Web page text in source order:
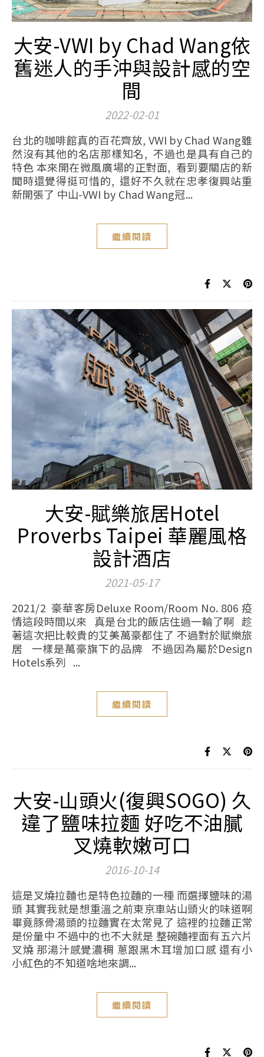
大安-VWI by Chad Wang依
舊迷人的手沖與設計感的空
間
2022-02-01
台北的咖啡館真的百花齊放, VWI by Chad Wang雖
然沒有其他的名店那樣知名, 不過也是具有自己的
特色 本來開在微風廣場的正對面, 看到要關店的新
聞時還覺得挺可惜的, 還好不久就在忠孝復興站重
新開張了 中山-VWI by Chad Wang冠...
繼續閱讀
大安-賦樂旅居Hotel
Proverbs Taipei 華麗風格
設計酒店
2021-05-17
2021/2 豪華客房Deluxe Room/Room No. 806 疫
情這段時間以來 真是台北的飯店住過一輪了啊 趁
著這次把比較貴的艾美萬豪都住了 不過對於賦樂旅
居 一樣是萬豪旗下的品牌 不過因為屬於Design
Hotels系列 ...
繼續閱讀
大安-山頭火(復興SOGO) 久
違了鹽味拉麵 好吃不油膩
叉燒軟嫩可口
2016-10-14
這是叉燒拉麵也是特色拉麵的一種 而選擇鹽味的湯
頭 其實我就是想重溫之前東京車站山頭火的味道啊
畢竟豚骨湯頭的拉麵實在太常見了 這裡的拉麵正常
是份量中 不過中的也不大就是 整碗麵裡面有五六片
叉燒 那湯汁感覺濃稠 蔥跟黑木耳增加口感 還有小
小紅色的不知道啥地來調...
繼續閱讀